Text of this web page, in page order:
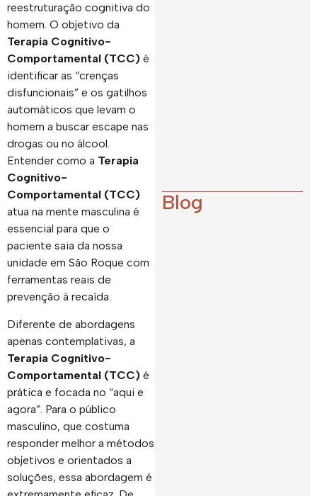
reestruturação cognitiva do
homem. O objetivo da
Terapia Cognitivo-
Comportamental (TCC) é
identificar as “crenças
disfuncionais” e os gatilhos
automáticos que levam o
homem a buscar escape nas
drogas ou no álcool.
Entender como a Terapia
Cognitivo-
Comportamental (TCC)
atua na mente masculina é
essencial para que o
paciente saia da nossa
unidade em São Roque com
ferramentas reais de
prevenção à recaída.
Diferente de abordagens
apenas contemplativas, a
Terapia Cognitivo-
Comportamental (TCC) é
prática e focada no “aqui e
agora”. Para o público
masculino, que costuma
responder melhor a métodos
objetivos e orientados a
soluções, essa abordagem é
Blog